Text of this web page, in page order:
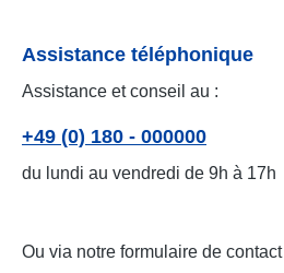
Assistance téléphonique
Assistance et conseil au :
+49 (0) 180 - 000000
du lundi au vendredi de 9h à 17h
Ou via notre formulaire de contact